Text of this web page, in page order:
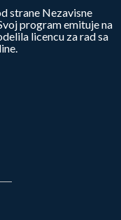
strane Nezavisne
program emituje na
licencu za rad sa